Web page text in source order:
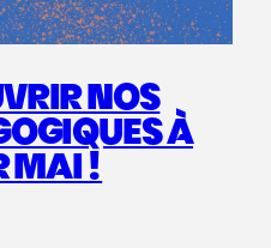
NOS
À
MAI !